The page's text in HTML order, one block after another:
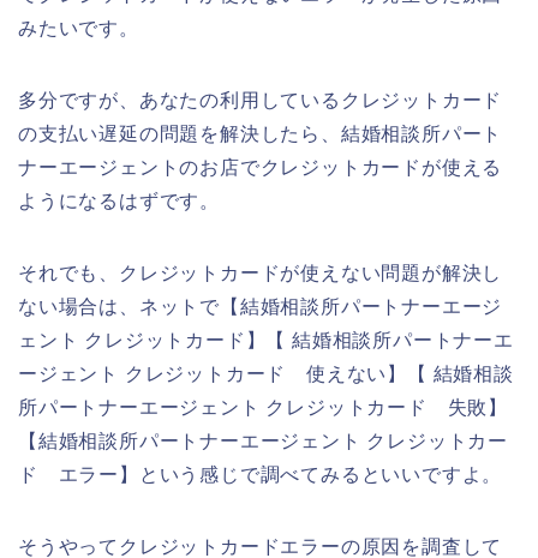
みたいです。
多分ですが、あなたの利用しているクレジットカード
の支払い遅延の問題を解決したら、結婚相談所パート
ナーエージェントのお店でクレジットカードが使える
ようになるはずです。
それでも、クレジットカードが使えない問題が解決し
ない場合は、ネットで【結婚相談所パートナーエージ
ェント クレジットカード】【 結婚相談所パートナーエ
ージェント クレジットカード 使えない】【 結婚相談
所パートナーエージェント クレジットカード 失敗】
【結婚相談所パートナーエージェント クレジットカー
ド エラー】という感じで調べてみるといいですよ。
そうやってクレジットカードエラーの原因を調査して